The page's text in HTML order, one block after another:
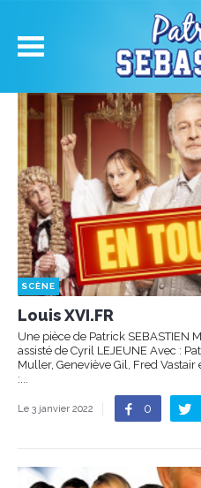
SCÈNE
Louis XVI.FR
Une pièce de Patrick SEBASTIEN
assisté de Cyril LEJEUNE Avec :
Muller, Geneviève Gil, Fred
:...
Le 3 janvier 2022 0